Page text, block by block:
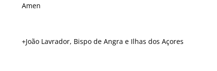
Amen
+João Lavrador, Bispo de Angra e Ilhas dos Açores